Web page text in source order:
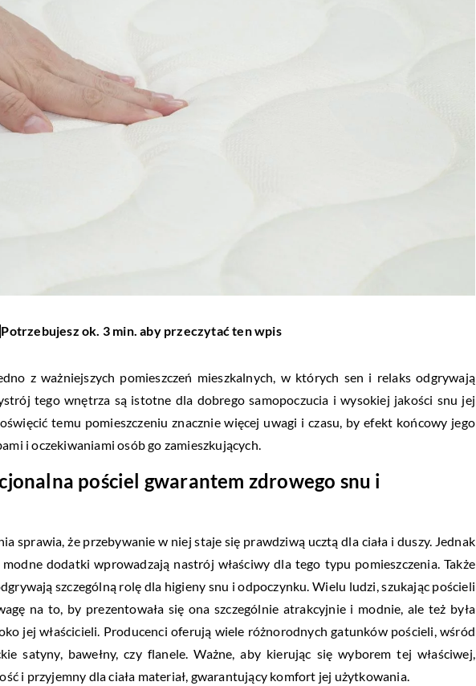
Potrzebujesz ok. 3 min. aby przeczytać ten wpis
z ważniejszych pomieszczeń mieszkalnych, w których sen i relaks odgrywają
tego wnętrza są istotne dla dobrego samopoczucia i wysokiej jakości snu jej
temu pomieszczeniu znacznie więcej uwagi i czasu, by efekt końcowy jego
i oczekiwaniami osób go zamieszkujących.
pościel gwarantem zdrowego snu i
sprawia, że przebywanie w niej staje się prawdziwą ucztą dla ciała i duszy. Jednak
dodatki wprowadzają nastrój właściwy dla tego typu pomieszczenia. Także
szczególną rolę dla higieny snu i odpoczynku. Wielu ludzi, szukając pościeli
na to, by prezentowała się ona szczególnie atrakcyjnie i modnie, ale też była
jej właścicieli. Producenci oferują wiele różnorodnych gatunków pościeli, wśród
satyny, bawełny, czy flanele. Ważne, aby kierując się wyborem tej właściwej,
i przyjemny dla ciała materiał, gwarantujący komfort jej użytkowania.